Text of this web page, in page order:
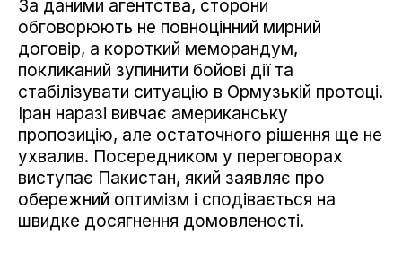
За даними агентства, сторони
обговорюють не повноцінний мирний
договір, а короткий меморандум,
покликаний зупинити бойові дії та
стабілізувати ситуацію в Ормузькій протоці.
Іран наразі вивчає американську
пропозицію, але остаточного рішення ще не
ухвалив. Посередником у переговорах
виступає Пакистан, який заявляє про
обережний оптимізм і сподівається на
швидке досягнення домовленості.